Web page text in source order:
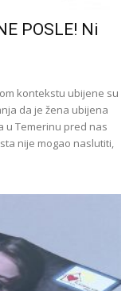
POSLE! Ni
kontekstu ubijene su
da je žena ubijena
u Temerinu pred nas
nije mogao naslutiti,